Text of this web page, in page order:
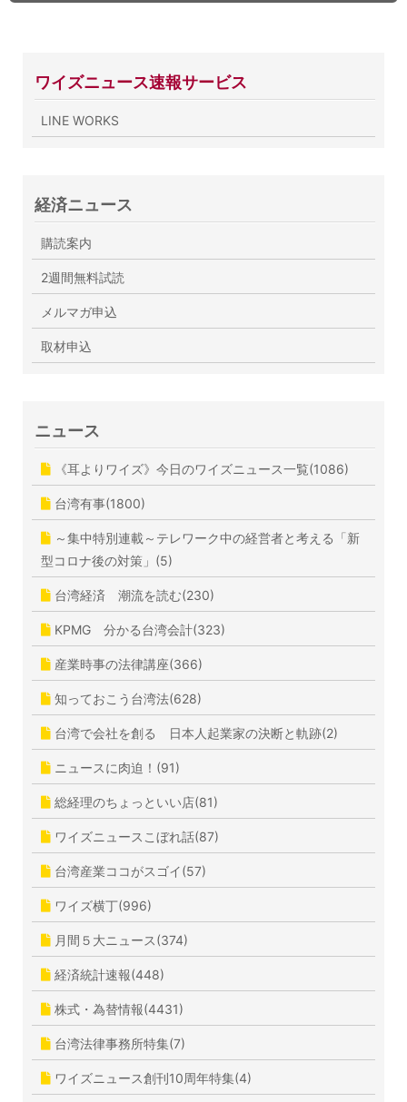
ワイズニュース速報サービス
LINE WORKS
経済ニュース
購読案内
2週間無料試読
メルマガ申込
取材申込
ニュース
《耳よりワイズ》今日のワイズニュース一覧(1086)
台湾有事(1800)
～集中特別連載～テレワーク中の経営者と考える「新
型コロナ後の対策」(5)
台湾経済 潮流を読む(230)
KPMG 分かる台湾会計(323)
産業時事の法律講座(366)
知っておこう台湾法(628)
台湾で会社を創る 日本人起業家の決断と軌跡(2)
ニュースに肉迫！(91)
総経理のちょっといい店(81)
ワイズニュースこぼれ話(87)
台湾産業ココがスゴイ(57)
ワイズ横丁(996)
月間５大ニュース(374)
経済統計速報(448)
株式・為替情報(4431)
台湾法律事務所特集(7)
ワイズニュース創刊10周年特集(4)